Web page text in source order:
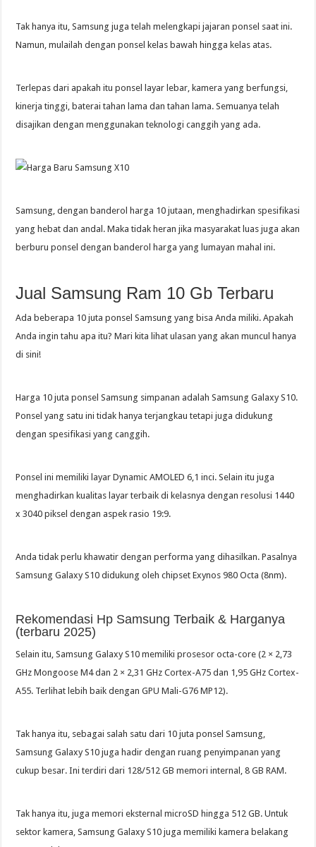
Tak hanya itu, Samsung juga telah melengkapi jajaran ponsel saat ini.
Namun, mulailah dengan ponsel kelas bawah hingga kelas atas.
Terlepas dari apakah itu ponsel layar lebar, kamera yang berfungsi,
kinerja tinggi, baterai tahan lama dan tahan lama. Semuanya telah
disajikan dengan menggunakan teknologi canggih yang ada.
Samsung, dengan banderol harga 10 jutaan, menghadirkan spesifikasi
yang hebat dan andal. Maka tidak heran jika masyarakat luas juga akan
berburu ponsel dengan banderol harga yang lumayan mahal ini.
Jual Samsung Ram 10 Gb Terbaru
Ada beberapa 10 juta ponsel Samsung yang bisa Anda miliki. Apakah
Anda ingin tahu apa itu? Mari kita lihat ulasan yang akan muncul hanya
di sini!
Harga 10 juta ponsel Samsung simpanan adalah Samsung Galaxy S10.
Ponsel yang satu ini tidak hanya terjangkau tetapi juga didukung
dengan spesifikasi yang canggih.
Ponsel ini memiliki layar Dynamic AMOLED 6,1 inci. Selain itu juga
menghadirkan kualitas layar terbaik di kelasnya dengan resolusi 1440
x 3040 piksel dengan aspek rasio 19:9.
Anda tidak perlu khawatir dengan performa yang dihasilkan. Pasalnya
Samsung Galaxy S10 didukung oleh chipset Exynos 980 Octa (8nm).
Rekomendasi Hp Samsung Terbaik & Harganya
(terbaru 2025)
Selain itu, Samsung Galaxy S10 memiliki prosesor octa-core (2 × 2,73
GHz Mongoose M4 dan 2 × 2,31 GHz Cortex-A75 dan 1,95 GHz Cortex-
A55. Terlihat lebih baik dengan GPU Mali-G76 MP12).
Tak hanya itu, sebagai salah satu dari 10 juta ponsel Samsung,
Samsung Galaxy S10 juga hadir dengan ruang penyimpanan yang
cukup besar. Ini terdiri dari 128/512 GB memori internal, 8 GB RAM.
Tak hanya itu, juga memori eksternal microSD hingga 512 GB. Untuk
sektor kamera, Samsung Galaxy S10 juga memiliki kamera belakang